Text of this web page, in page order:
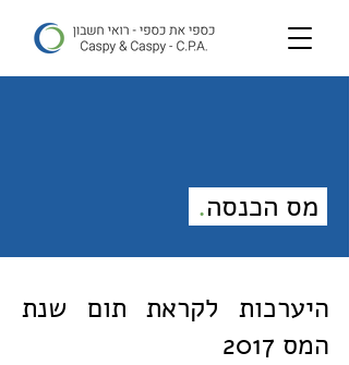
מס הכנסה.
היערכות לקראת תום שנת
המס 2017